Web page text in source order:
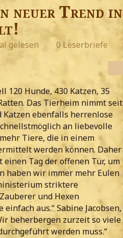
neuer Trend in
gelesen 0 Leserbriefe
120 Hunde, 430 Katzen, 35
Das Tierheim nimmt seit
ebenfalls herrenlose
an liebevolle
Tiere, die in einem
werden können. Daher
Tag der offenen Tür, um
haben wir immer mehr Eulen
striktere
und Hexen
aus.“ Sabine Jacobsen,
beherbergen zurzeit so viele
werden muss.“